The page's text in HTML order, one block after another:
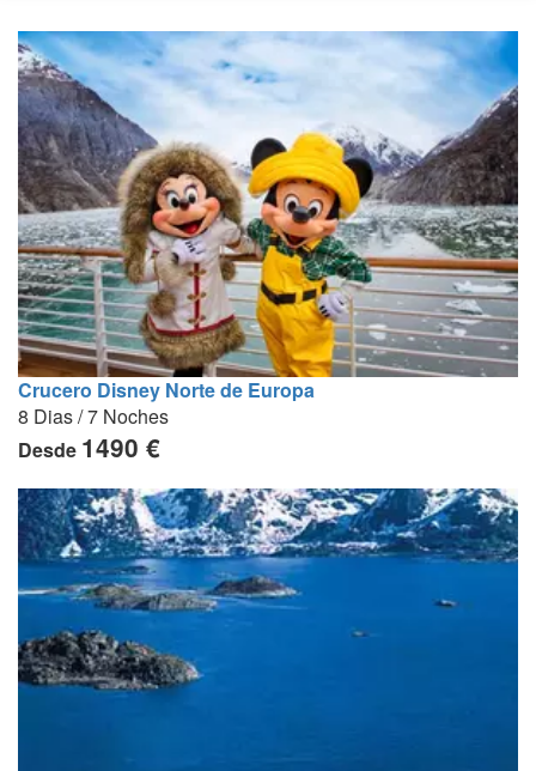
Crucero Disney Norte de Europa
8 Dias / 7 Noches
Desde 1490 €